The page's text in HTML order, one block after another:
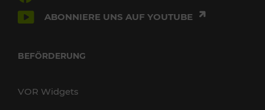
ABONNIERE UNS AUF YOUTUBE
BEFÖRDERUNG
VOR Widgets